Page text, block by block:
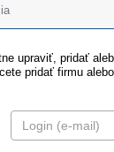
upraviť, pridať
pridať firmu